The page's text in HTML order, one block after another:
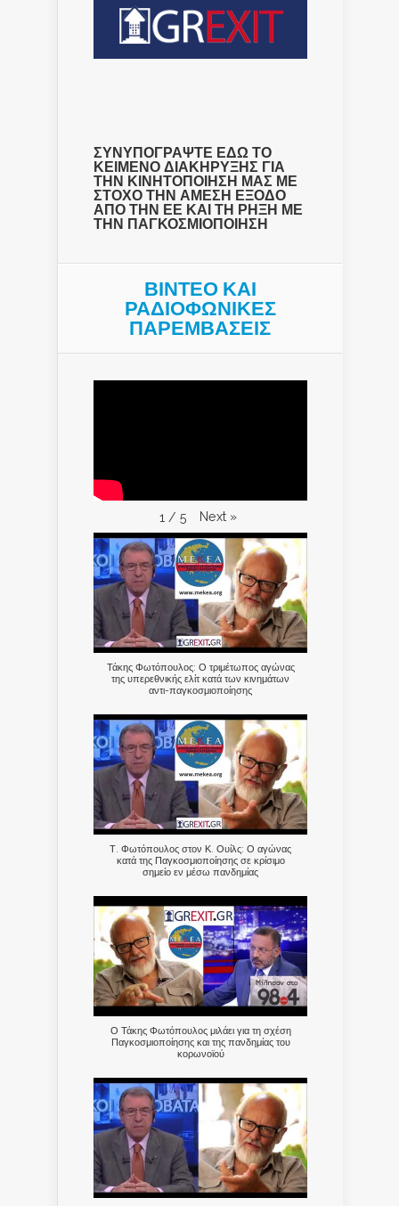
ΣΥΝΥΠΟΓΡΑΨΤΕ ΕΔΩ ΤΟ
ΚΕΙΜΕΝΟ ΔΙΑΚΗΡΥΞΗΣ ΓΙΑ
ΤΗΝ ΚΙΝΗΤΟΠΟΙΗΣΗ ΜΑΣ ΜΕ
ΣΤΟΧΟ ΤΗΝ ΑΜΕΣΗ ΕΞΟΔΟ
ΑΠΟ ΤΗΝ ΕΕ ΚΑΙ ΤΗ ΡΗΞΗ ΜΕ
ΤΗΝ ΠΑΓΚΟΣΜΙΟΠΟΙΗΣΗ
ΒΙΝΤΕΟ ΚΑΙ
ΡΑΔΙΟΦΩΝΙΚΕΣ
ΠΑΡΕΜΒΑΣΕΙΣ
1 / 5 Next »
Τάκης Φωτόπουλος: Ο τριμέτωπος αγώνας
της υπερεθνικής ελίτ κατά των κινημάτων
αντι-παγκοσμιοποίησης
Τ. Φωτόπουλος στον Κ. Ουίλς: Ο αγώνας
κατά της Παγκοσμιοποίησης σε κρίσιμο
σημείο εν μέσω πανδημίας
Ο Τάκης Φωτόπουλος μιλάει για τη σχέση
Παγκοσμιοποίησης και της πανδημίας του
κορωνοϊού